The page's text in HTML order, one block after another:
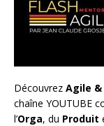
Découvrez Agile
chaîne YOUTUBE
l’Orga, du Produit